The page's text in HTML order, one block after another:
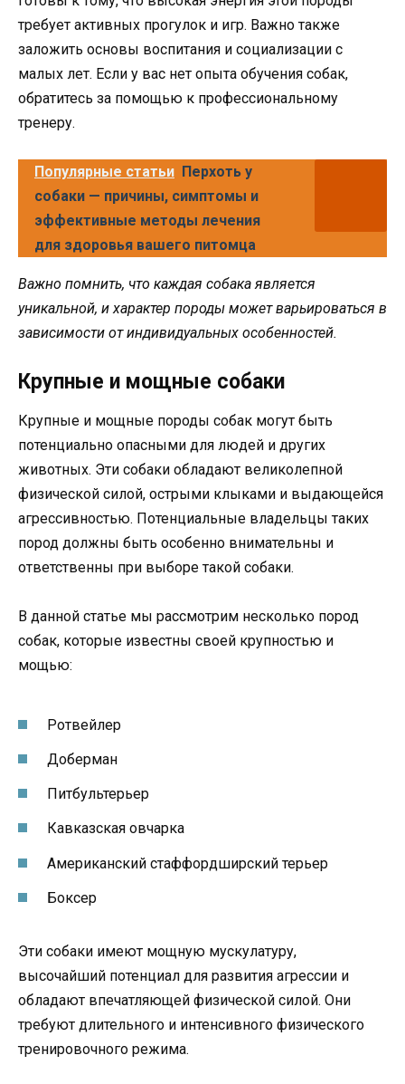
требует активных прогулок и игр. Важно также
заложить основы воспитания и социализации с
малых лет. Если у вас нет опыта обучения собак,
обратитесь за помощью к профессиональному
тренеру.
Популярные статьи Перхоть у
собаки — причины, симптомы и
эффективные методы лечения
для здоровья вашего питомца
Важно помнить, что каждая собака является
уникальной, и характер породы может варьироваться в
зависимости от индивидуальных особенностей.
Крупные и мощные собаки
Крупные и мощные породы собак могут быть
потенциально опасными для людей и других
животных. Эти собаки обладают великолепной
физической силой, острыми клыками и выдающейся
агрессивностью. Потенциальные владельцы таких
пород должны быть особенно внимательны и
ответственны при выборе такой собаки.
В данной статье мы рассмотрим несколько пород
собак, которые известны своей крупностью и
мощью:
Ротвейлер
Доберман
Питбультерьер
Кавказская овчарка
Американский стаффордширский терьер
Боксер
Эти собаки имеют мощную мускулатуру,
высочайший потенциал для развития агрессии и
обладают впечатляющей физической силой. Они
требуют длительного и интенсивного физического
тренировочного режима.